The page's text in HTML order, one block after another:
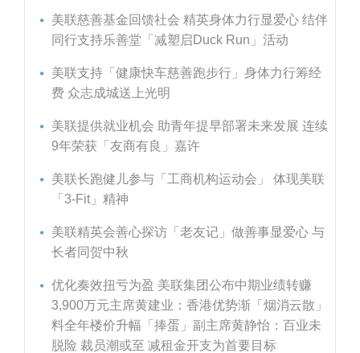
美联慈善基金回馈社会 精英身体力行显爱心 结伴
同行支持乐善堂「减塑启Duck Run」活动
美联支持「健康快车慈善跑步行」身体力行筹经
费 众志成城送上光明
美联提供就业机会 助青年提早部署未来发展 连续
9年荣获「友商有良」嘉许
美联长跑健儿参与「工商机构运动会」 体现美联
「3-Fit」精神
美联精英会善心探访「老友记」做善事显爱心 与
长者同贺中秋
优化奏效扭亏为盈 美联集团公布中期业绩转赚
3,900万元主席黄建业：香港优势渐「烟消云散」
料全年楼价升幅「捧蛋」副主席黄静怡：百业未
脱险 裁员潮或至 减租金开支为首要目标